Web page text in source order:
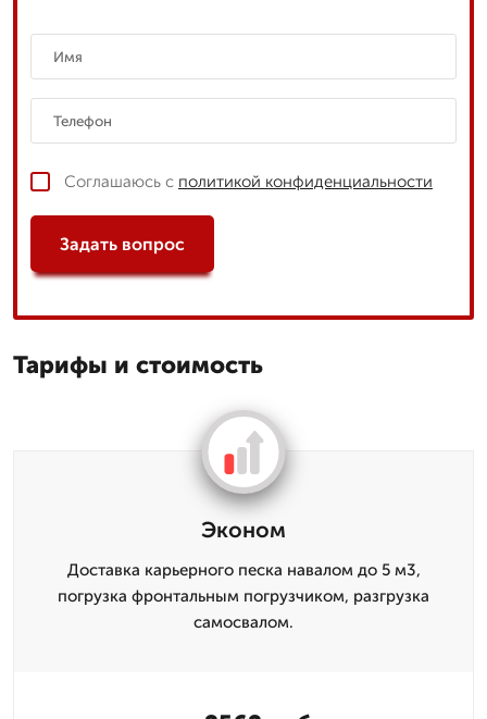
Соглашаюсь с политикой конфиденциальности
Задать вопрос
Тарифы и стоимость
Эконом
Доставка карьерного песка навалом до 5 м3,
погрузка фронтальным погрузчиком, разгрузка
самосвалом.